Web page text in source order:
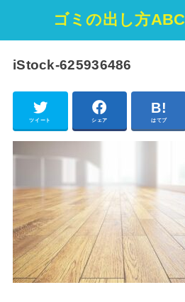
ゴミの出し方
iStock-625936486
ツイート シェア はてブ